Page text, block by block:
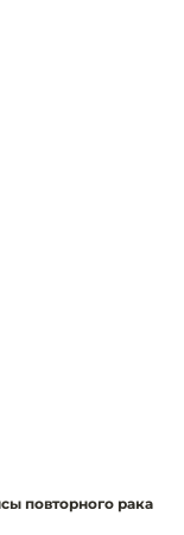
повторного рака